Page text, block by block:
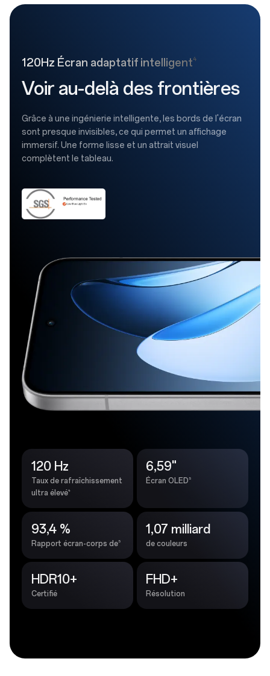
120Hz Écran adaptatif intelligent4
Voir au-delà des frontières
Grâce à une ingénierie intelligente, les bords de l'écran
sont presque invisibles, ce qui permet un affichage
immersif. Une forme lisse et un attrait visuel
complètent le tableau.
120 Hz
Taux de rafraîchissement
ultra élevé4
6,59"
Écran OLED5
93,4 %
Rapport écran-corps de5
1,07 milliard
de couleurs
HDR10+
Certifié
FHD+
Résolution